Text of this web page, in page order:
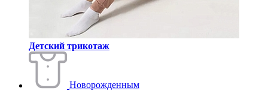
Детский трикотаж
Новорожденным